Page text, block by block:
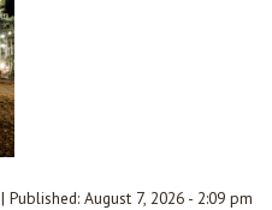
Published: August 7, 2026 - 2:09 pm